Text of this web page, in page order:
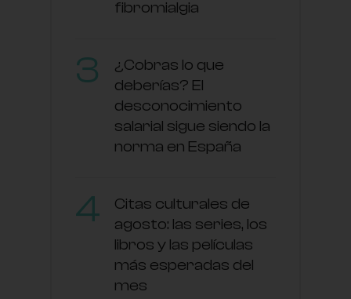
fibromialgia
¿Cobras lo que
deberías? El
desconocimiento
salarial sigue siendo la
norma en España
Citas culturales de
agosto: las series, los
libros y las películas
más esperadas del
mes